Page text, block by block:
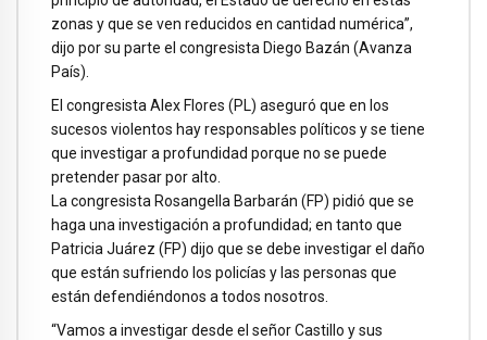
zonas y que se ven reducidos en cantidad numérica”,
dijo por su parte el congresista Diego Bazán (Avanza
País).
El congresista Alex Flores (PL) aseguró que en los
sucesos violentos hay responsables políticos y se tiene
que investigar a profundidad porque no se puede
pretender pasar por alto.
La congresista Rosangella Barbarán (FP) pidió que se
haga una investigación a profundidad; en tanto que
Patricia Juárez (FP) dijo que se debe investigar el daño
que están sufriendo los policías y las personas que
están defendiéndonos a todos nosotros.
“Vamos a investigar desde el señor Castillo y sus